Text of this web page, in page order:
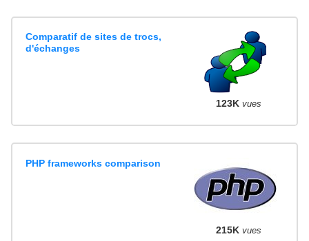
Comparatif de sites de trocs,
d'échanges
123K vues
PHP frameworks comparison
215K vues